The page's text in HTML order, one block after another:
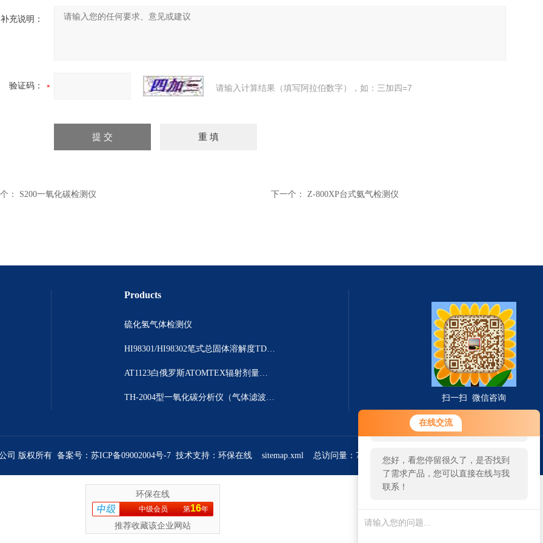
在线交流
您好！欢迎前来咨询，很高兴为您
服务，请问您要咨询什么问题呢？
您好，看您停留很久了，是否找到
了需求产品，您可以直接在线与我
联系！
补充说明：
验证码： 请输入计算结果（填写阿拉伯数字），如：三加四=7
： S200一氧化碳检测仪 下一个： Z-800XP台式氨气检测仪
Products
硫化氢气体检测仪
HI98301/HI98302笔式总固体溶解度TDS测定仪
AT1123白俄罗斯ATOMTEX辐射剂量测量仪
TH-2004型一氧化碳分析仪（气体滤波相关红外吸收法） 扫一扫 微信咨询
司 版权所有 备案号： 苏ICP备09002004号-7 技术支持： 环保在线 sitemap.xml 总访问量：766827 管理登陆
环保在线
中级会员 第16年
推荐收藏该企业网站